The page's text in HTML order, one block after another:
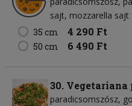
sajt mozzarella sajt
35 cm
4 290 Ft
50 cm 6 490 Ft
30. Vegetariana
paradicsomszósz